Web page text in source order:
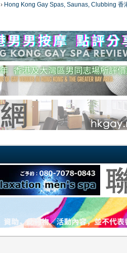
› Hong Kong Gay Spas, Saunas, Clubbing 香